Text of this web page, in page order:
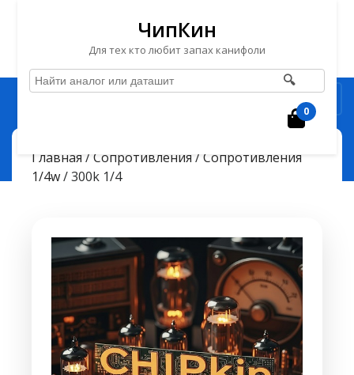
Перейти
содержимому
ЧипКин
Для тех кто любит запах канифоли
🔍
0
ЧипКин> > 300k 1/4
Главная/ Сопротивления/ Сопротивления
1/4w/ 300k 1/4